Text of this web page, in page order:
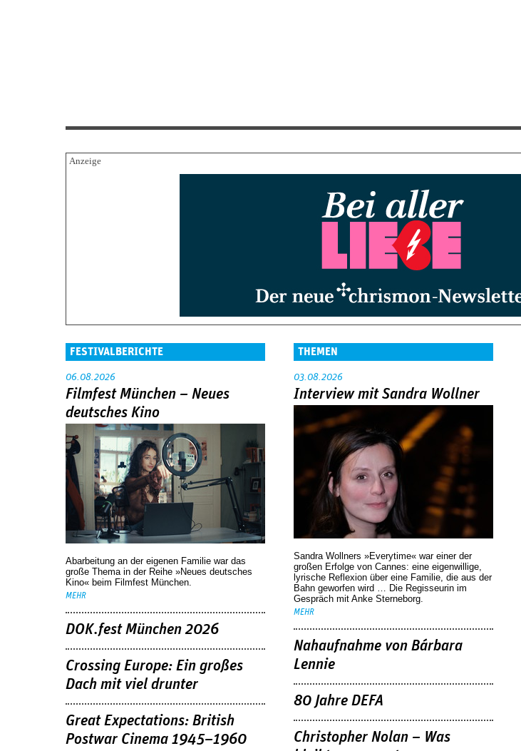
FESTIVALBERICHTE
06.08.2026
Filmfest München – Neues
deutsches Kino
Abarbeitung an der eigenen Familie war das
große Thema in der Reihe »Neues deutsches
Kino« beim Filmfest München.
MEHR
DOK.fest München 2026
Crossing Europe: Ein großes
Dach mit viel drunter
Great Expectations: British
Postwar Cinema 1945–1960
THEMEN
03.08.2026
Interview mit Sandra Wollner
Sandra Wollners »Everytime« war einer der
großen Erfolge von Cannes: eine eigenwillige,
lyrische Reflexion über eine ­Familie, die aus der
Bahn geworfen wird … Die Regisseurin im
Gespräch mit Anke Sterneborg.
MEHR
Nahaufnahme von Bárbara
Lennie
80 Jahre DEFA
Christopher Nolan – Was